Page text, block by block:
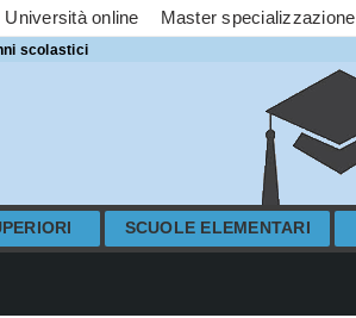
Università online Master specializzazione
scolastici
SCUOLE ELEMENTARI